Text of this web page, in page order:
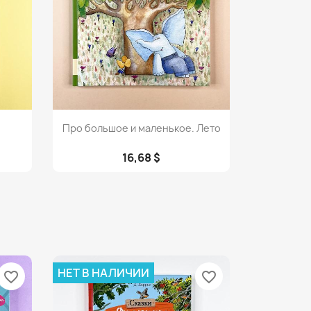
Просмотр
Про большое и маленькое. Лето
16,68 $
favorite_border НЕТ В НАЛИЧИИ favorite_border